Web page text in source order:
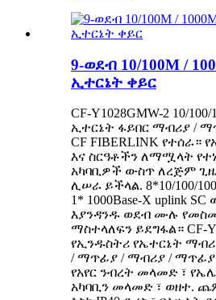
9-ወደብ 10/100M /
ኢተርኔት ቀይር
CF-Y1028GMW-2 10/
ኢተርኔት ፋይበር ማብሪያ /
CF FIBERLINK የተሰራ።
እና ስርዓቶችን ለማሟላት
አካባቢዎች ውስጥ ለረጅም ጊዜ
ሊሠራ ይችላል. 8*10/100/
1* 1000Base-X uplink
እያንዳንዱ ወደብ ሙሉ
ማስተላለፍን ይደግፋል። CF-
የኢንዱስትሪ የኤተርኔት
/ ማጥፊያ / ማብሪያ / ማጥፊያ
የአየር ንብረት መላመድ ፣
አካባቢን መላመድ ፣ ወዘተ.